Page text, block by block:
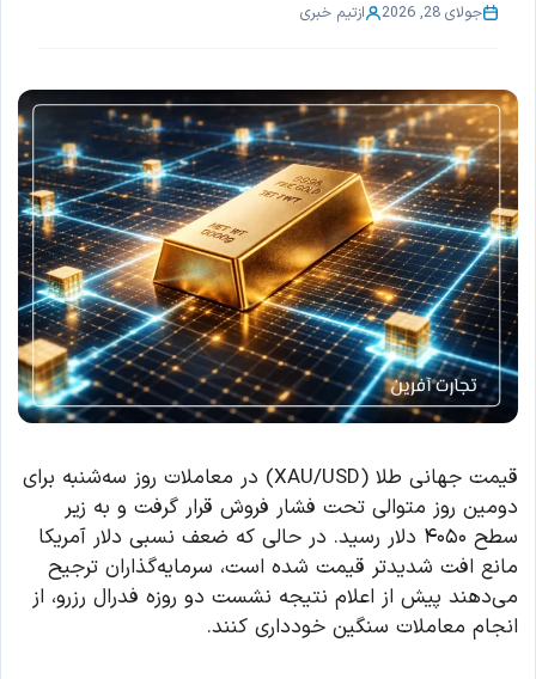
جولای 28, 2026 ازتیم خبری
قیمت جهانی طلا (XAU/USD) در معاملات روز سه‌شنبه برای
دومین روز متوالی تحت فشار فروش قرار گرفت و به زیر
سطح ۴۰۵۰ دلار رسید. در حالی که ضعف نسبی دلار آمریکا
مانع افت شدیدتر قیمت شده است، سرمایه‌گذاران ترجیح
می‌دهند پیش از اعلام نتیجه نشست دو روزه فدرال رزرو، از
انجام معاملات سنگین خودداری کنند.